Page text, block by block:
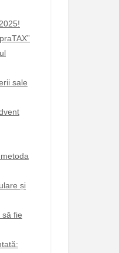
sale
și
fie